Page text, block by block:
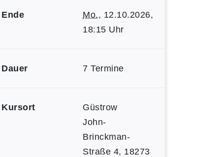
Ende Mo., 12.10.2026,
18:15 Uhr
Dauer 7 Termine
Kursort
Güstrow
John-
Brinckman-
Straße 4, 18273